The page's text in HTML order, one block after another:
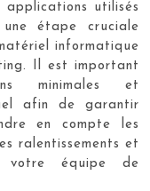
utilisés
étape cruciale
informatique
Il est important
minimales et
afin de garantir
en compte les
ralentissements et
votre équipe de